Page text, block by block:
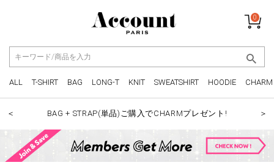
0
ALL T-SHIRT BAG LONG-T KNIT SWEATSHIRT HOODIE CHARM
＜ BAG + STRAP(単品)ご購入でCHARMプレゼント! ＞